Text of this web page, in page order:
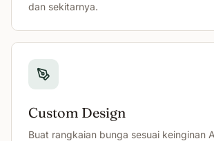
dan sekitarnya.
Custom Design
Buat rangkaian bunga sesuai keinginan